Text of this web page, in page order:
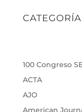
100 Congreso
ACTA
AJO
American